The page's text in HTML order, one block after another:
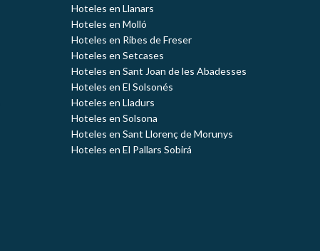
Hoteles en Llanars
Hoteles en Molló
Hoteles en Ribes de Freser
Hoteles en Setcases
Hoteles en Sant Joan de les Abadesses
Hoteles en El Solsonés
Hoteles en Lladurs
Hoteles en Solsona
Hoteles en Sant Llorenç de Morunys
Hoteles en El Pallars Sobirá